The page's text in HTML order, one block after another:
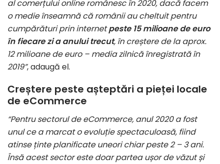
al comerțului online românesc în 2020, dacă facem
o medie înseamnă că românii au cheltuit pentru
cumpărături prin internetpeste 15 milioane de euro
în fiecare zi a anului trecut, în creștere de la aprox.
12 milioane de euro – media zilnică înregistrată în
2019”, adaugă el.
Creștere peste așteptări a pieței locale
de eCommerce
“Pentru sectorul de eCommerce, anul 2020 a fost
unul ce a marcat o evoluție spectaculoasă, fiind
atinse ținte planificate uneori chiar peste 2 – 3 ani.
Însă acest sector este doar partea ușor de văzut și